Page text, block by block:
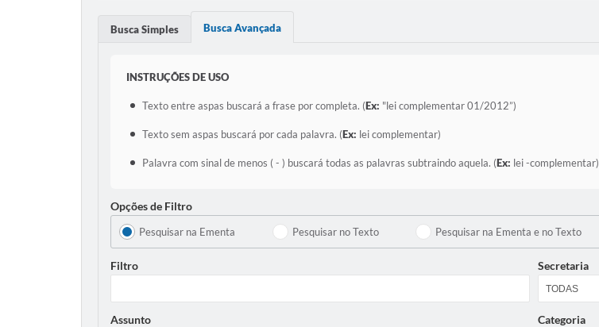
Busca Simples Busca Avançada
INSTRUÇÕES DE USO
Texto entre aspas buscará a frase por completa. (Ex: "lei complementar 01/2012”)
Texto sem aspas buscará por cada palavra. (Ex: lei complementar)
Palavra com sinal de menos ( - ) buscará todas as palavras subtraindo aquela. (Ex: lei -complementar)
Opções de Filtro
Pesquisar na Ementa Pesquisar no Texto Pesquisar na Ementa e no Texto
Filtro Secretaria
Assunto Categoria